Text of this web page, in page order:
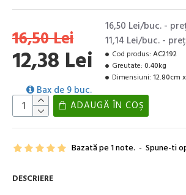
Bazată pe 1 note. - Spune-ti
12,38 Lei
16,50 Lei
Bax de 9 buc.
16,50 Lei/buc. -
11,14 Lei/buc. -
Cod produs: AC2192
Greutate: 0.40kg
Dimensiuni: 12.80cm
ADAUGĂ ÎN COŞ
DESCRIERE